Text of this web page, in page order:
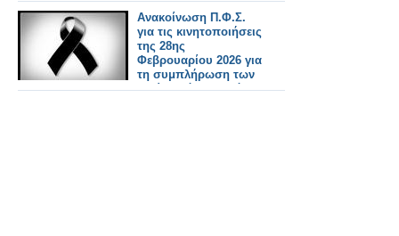
Ρουμανίας
αναβαθμίζει
σημαντικά τον
γεωπολιτικό ρόλο
των τριών χωρών και
θωρακίζει τα σύνορα
Ανακοίνωση Π.Φ.Σ.
για τις κινητοποιήσεις
της 28ης
Φεβρουαρίου 2026 για
τη συμπλήρωση των
τριών χρόνων από